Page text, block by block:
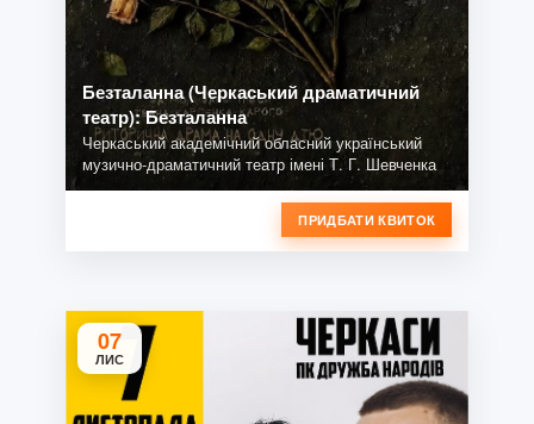
Безталанна (Черкаський драматичний
театр): Безталанна
Черкаський академічний обласний український
музично-драматичний театр імені Т. Г. Шевченка
ПРИДБАТИ КВИТОК
07
ЛИС